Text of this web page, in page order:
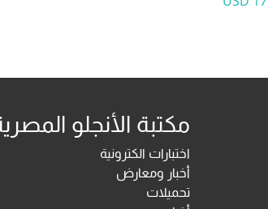
مكتبة الأنجلو
اختبارات الكترونية
أخبار ومعارض
تحميلات